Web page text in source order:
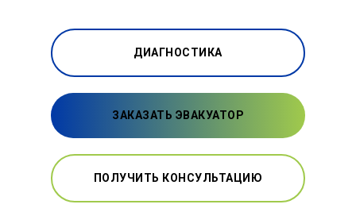
ДИАГНОСТИКА
ЗАКАЗАТЬ ЭВАКУАТОР
ПОЛУЧИТЬ КОНСУЛЬТАЦИЮ